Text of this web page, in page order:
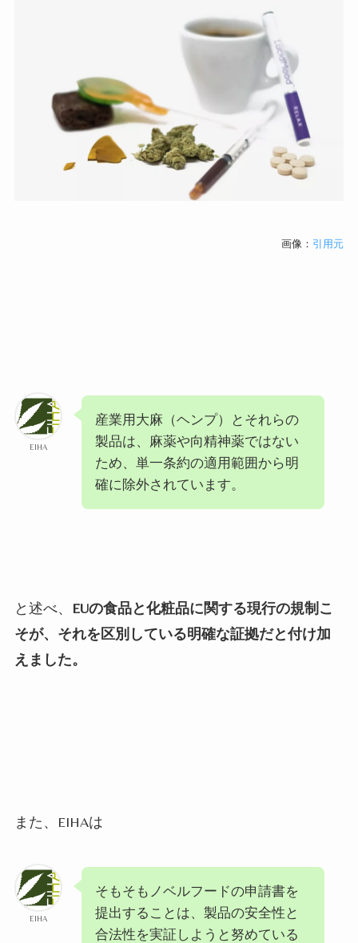
画像： 引用元
EIHA
産業用大麻（ヘンプ）とそれらの
製品は、麻薬や向精神薬ではない
ため、単一条約の適用範囲から明
確に除外されています。
と述べ、 EUの食品と化粧品に関する現行の規制こ
そが、それを区別している明確な証拠だと付け加
えました。
また、EIHAは
EIHA
そもそもノベルフードの申請書を
提出することは、製品の安全性と
合法性を実証しようと努めている